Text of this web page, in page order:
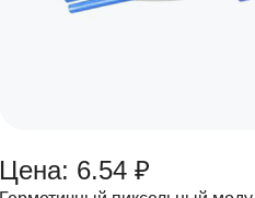
Цена: 6.54 ₽